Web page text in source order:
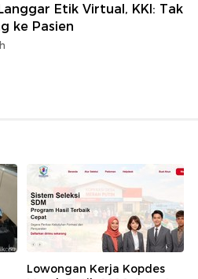
Etik Virtual, KKI: Tak
ke Pasien
Lowongan Kerja Kopdes